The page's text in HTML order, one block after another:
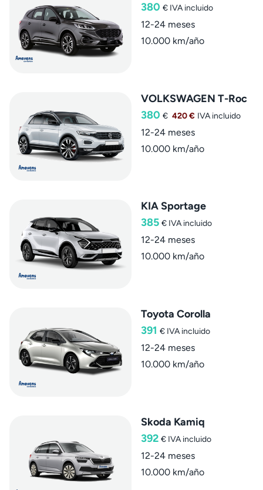
380 € IVA incluido
12-24 meses
10.000 km/año
VOLKSWAGEN T-Roc
380 € 420 € IVA incluido
12-24 meses
10.000 km/año
KIA Sportage
385 € IVA incluido
12-24 meses
10.000 km/año
Toyota Corolla
391 € IVA incluido
12-24 meses
10.000 km/año
Skoda Kamiq
392 € IVA incluido
12-24 meses
10.000 km/año